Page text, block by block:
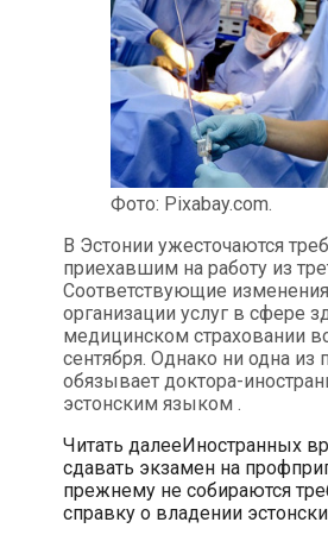
Фото: Pixabay.com.
В Эстонии ужесточаются
приехавшим на работу из
Соответствующие
организации услуг в сфере
медицинском страховании
сентября. Однако ни одна из
обязывает доктора-
эстонским языком .
Читать далееИностранных
сдавать экзамен на
прежнему не собираются
справку о владении